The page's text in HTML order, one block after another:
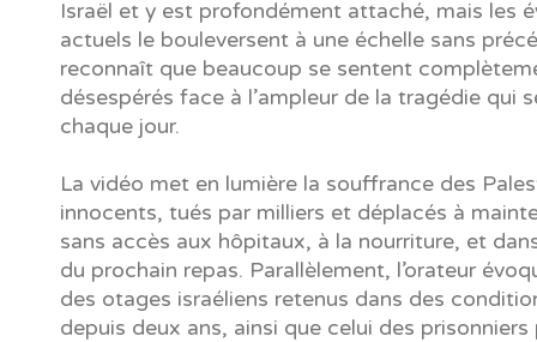
Israël et y est profondément attaché, mais les
actuels le bouleversent à une échelle sans
reconnaît que beaucoup se sentent
désespérés face à l’ampleur de la tragédie qui
chaque jour.
La vidéo met en lumière la souffrance des
innocents, tués par milliers et déplacés à
sans accès aux hôpitaux, à la nourriture, et
du prochain repas. Parallèlement, l’orateur
des otages israéliens retenus dans des
depuis deux ans, ainsi que celui des